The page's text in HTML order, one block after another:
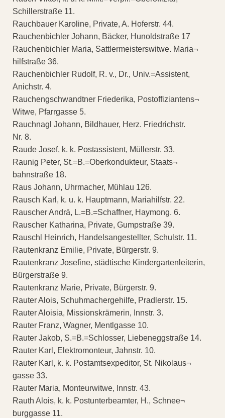
Schillerstraße 11.
Rauchbauer Karoline, Private, A. Hoferstr. 44.
Rauchenbichler Johann, Bäcker, Hunoldstraße 17
Rauchenbichler Maria, Sattlermeisterswitwe. Maria¬
hilfstraße 36.
Rauchenbichler Rudolf, R. v., Dr., Univ.=Assistent,
Anichstr. 4.
Rauchengschwandtner Friederika, Postoffiziantens¬
Witwe, Pfarrgasse 5.
Rauchnagl Johann, Bildhauer, Herz. Friedrichstr.
Nr. 8.
Raude Josef, k. k. Postassistent, Müllerstr. 33.
Raunig Peter, St.=B.=Oberkondukteur, Staats¬
bahnstraße 18.
Raus Johann, Uhrmacher, Mühlau 126.
Rausch Karl, k. u. k. Hauptmann, Mariahilfstr. 22.
Rauscher Andrä, L.=B.=Schaffner, Haymong. 6.
Rauscher Katharina, Private, Gumpstraße 39.
Rauschl Heinrich, Handelsangestellter, Schulstr. 11.
Rautenkranz Emilie, Private, Bürgerstr. 9.
Rautenkranz Josefine, städtische Kindergartenleiterin,
Bürgerstraße 9.
Rautenkranz Marie, Private, Bürgerstr. 9.
Rauter Alois, Schuhmachergehilfe, Pradlerstr. 15.
Rauter Aloisia, Missionskrämerin, Innstr. 3.
Rauter Franz, Wagner, Mentlgasse 10.
Rauter Jakob, S.=B.=Schlosser, Liebeneggstraße 14.
Rauter Karl, Elektromonteur, Jahnstr. 10.
Rauter Karl, k. k. Postamtsexpeditor, St. Nikolaus¬
gasse 33.
Rauter Maria, Monteurwitwe, Innstr. 43.
Rauth Alois, k. k. Postunterbeamter, H., Schnee¬
burggasse 11.